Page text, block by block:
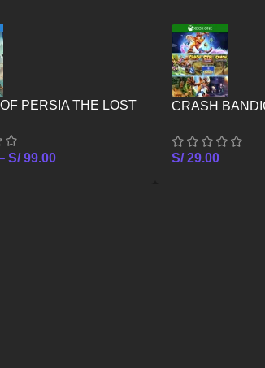
PERSIA THE LOST
S/99.00
CRASH
XBOX ONE
S/29.00